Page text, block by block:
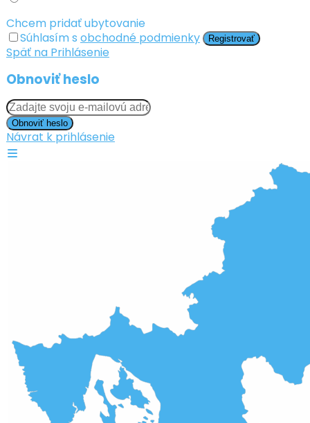
Chcem pridať ubytovanie
Súhlasím s obchodné podmienky Registrovať
Späť na Prihlásenie
Obnoviť heslo
Obnoviť heslo
Návrat k prihlásenie